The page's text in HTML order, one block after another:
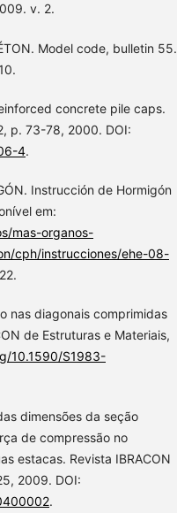
v. 2.
Model code, bulletin 55.
concrete pile caps.
p. 73-78, 2000. DOI:
4.
Instrucción de Hormigón
em:
mas-organos-
cph/instrucciones/ehe-08-
nas diagonais comprimidas
de Estruturas e Materiais,
10.1590/S1983-
dimensões da seção
de compressão no
estacas. Revista IBRACON
2009. DOI:
.